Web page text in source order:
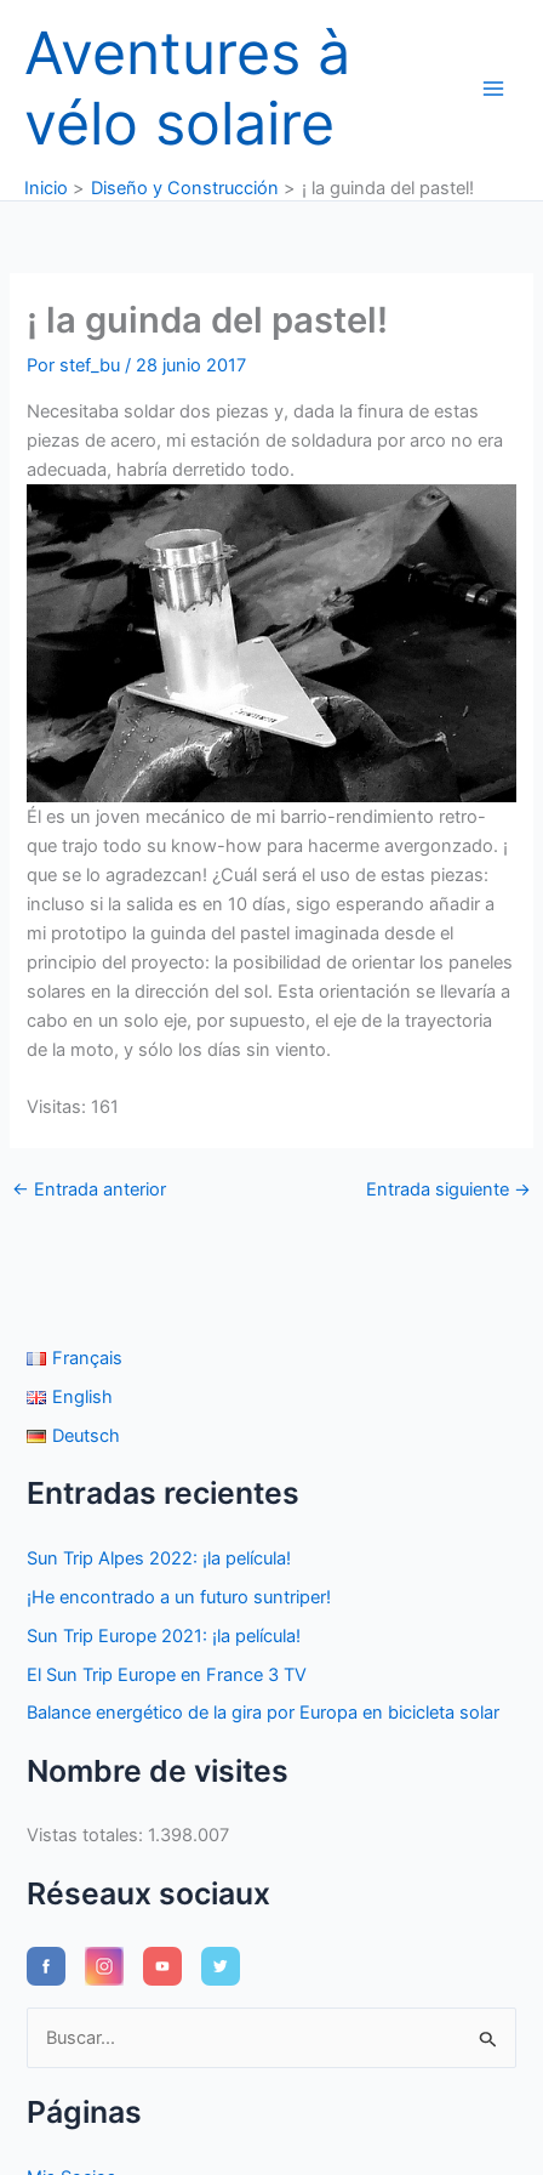
contenido
Aventures à
vélo solaire
Inicio Diseño y Construcción ¡ la guinda del pastel!
¡ la guinda del pastel!
Por stef_bu/ 28 junio 2017
Necesitaba soldar dos piezas y, dada la finura de estas
piezas de acero, mi estación de soldadura por arco no era
adecuada, habría derretido todo.
Él es un joven mecánico de mi barrio-rendimiento retro-
que trajo todo su know-how para hacerme avergonzado. ¡
que se lo agradezcan! ¿Cuál será el uso de estas piezas:
incluso si la salida es en 10 días, sigo esperando añadir a
mi prototipo la guinda del pastel imaginada desde el
principio del proyecto: la posibilidad de orientar los paneles
solares en la dirección del sol. Esta orientación se llevaría a
cabo en un solo eje, por supuesto, el eje de la trayectoria
de la moto, y sólo los días sin viento.
Visitas: 161
← Entrada anterior Entrada siguiente →
Français
English
Deutsch
Entradas recientes
Sun Trip Alpes 2022: ¡la película!
¡He encontrado a un futuro suntriper!
Sun Trip Europe 2021: ¡la película!
El Sun Trip Europe en France 3 TV
Balance energético de la gira por Europa en bicicleta solar
Nombre de visites
Vistas totales: 1.398.007
Réseaux sociaux
cPáginas